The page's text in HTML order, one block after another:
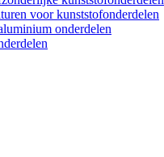
voor kunststofonderdelen
onderdelen